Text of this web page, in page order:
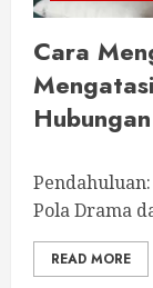
Cara
Pola Drama
READ MORE